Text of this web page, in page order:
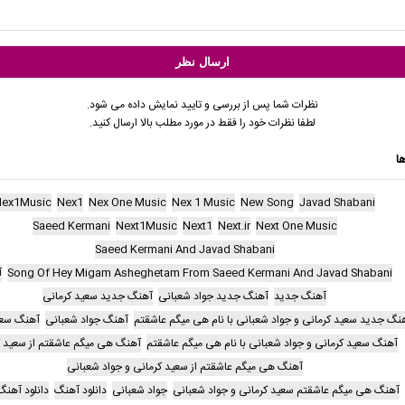
نظرات شما پس از بررسی و تایید نمایش داده می شود.
لطفا نظرات خود را فقط در مورد مطلب بالا ارسال کنید.
Javad Shabani
New Song
Nex 1 Music
Nex One Music
Nex1
Next One Music
Next.ir
Next1
Next1Music
Saeed Kermani
Saeed Kermani And Javad Shabani
Song Of Hey Migam Asheghetam From Saeed Kermani And Javad Shabani
آهنگ جدید آهنگ جدید جواد شعبانی آهنگ جدید سعید کرمانی
جدید سعید کرمانی و جواد شعبانی با نام هی میگم عاشقتم آهنگ جواد شعبانی آهنگ
آهنگ سعید کرمانی و جواد شعبانی با نام هی میگم عاشقتم آهنگ هی میگم عاشقتم از سعید
آهنگ هی میگم عاشقتم از سعید کرمانی و جواد شعبانی
آهنگ هی میگم عاشقتم سعید کرمانی و جواد شعبانی جواد شعبانی دانلود آهنگ دانلود